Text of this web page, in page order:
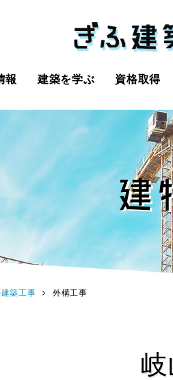
報 建築を学ぶ 資格取得
建
築工事 外構工事